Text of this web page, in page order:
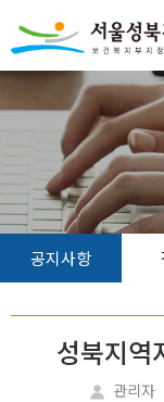
공지사항
성북지역
관리자